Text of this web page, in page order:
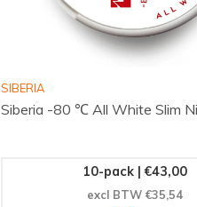
SIBERIA
Siberia -80 ℃ All White Slim
10-pack | €43,00
excl BTW €35,54